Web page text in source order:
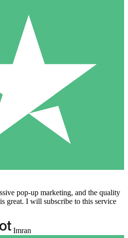
pop-up marketing, and the quality
great. I will subscribe to this service
Imran